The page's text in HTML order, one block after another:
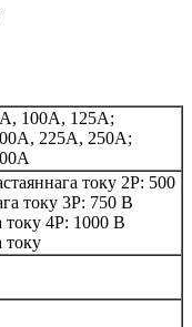
100А, 125А;
225А, 250А;
току 2P: 500
току 3P: 750 В
току 4P: 1000 В
току